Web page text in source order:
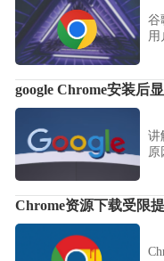
谷
用
google Chrome安装后
讲
Chrome资源下载受限